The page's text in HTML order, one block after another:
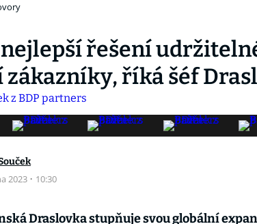
řešení
zákazníky, říká šéf
2023 · 10:30
Draslovka stupňuje svou globální